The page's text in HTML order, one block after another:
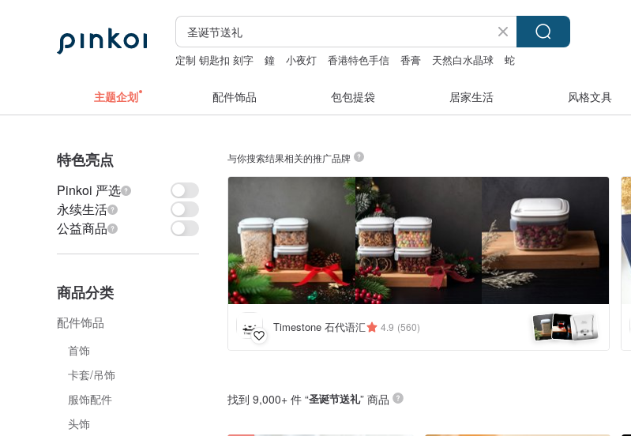
定制 钥匙扣 刻字 鐘 小夜灯 香港特色手信 香膏 天然白水晶球
蛇
主题企划 配件饰品 包包提袋 居家生活 风格文具
特色亮点
Pinkoi 严选
永续生活
公益商品
商品分类
配件饰品
首饰
卡套/吊饰
服饰配件
头饰
与你搜索结果相关的推广品牌
Timestone 石代语汇 4.9 (560)
找到 9,000+ 件 “圣诞节送礼” 商品